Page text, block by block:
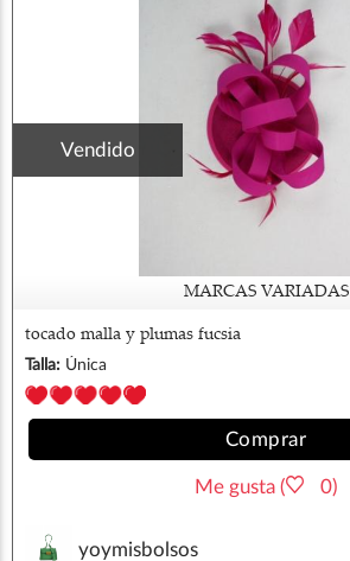
Vendido
MARCAS VARIADAS
tocado malla y plumas fucsia
Talla: Única
Comprar
Me gusta ( 0)
yoymisbolsos